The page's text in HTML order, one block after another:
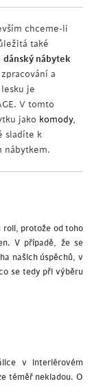
chceme-li
také
dánský nábytek
a
je
V tomto
jako komody,
sladíte k
nábytkem.
roli, protože od toho
V případě, že se
našich úspěchů, v
se tedy při výběru
v interiérovém
téměř nekladou. O